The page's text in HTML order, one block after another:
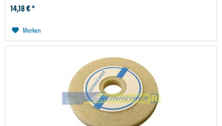
14,18 € *
Merken